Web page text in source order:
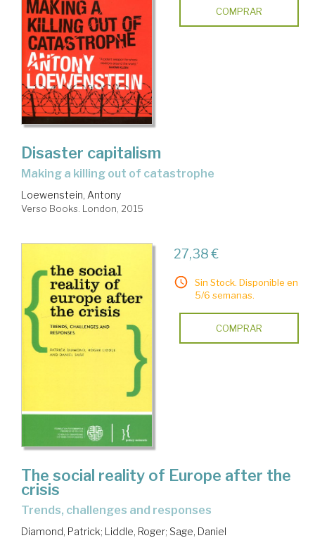
COMPRAR
Disaster capitalism
making a killing out of catastrophe
Loewenstein, Antony
Verso Books. London, 2015
27,38 €
Sin Stock. Disponible en
5/6 semanas.
COMPRAR
The social reality of Europe after the
crisis
trends, challenges and responses
Diamond, Patrick; Liddle, Roger; Sage, Daniel